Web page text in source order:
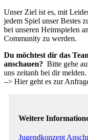
Unser Ziel ist es, mit
jedem Spiel unser Bestes
bei unseren Heimspielen
Community zu werden.
Du möchtest dir das
anschauen? Bitte gehe
uns zeitanh bei dir melden.
–> Hier geht es zur
Weitere
Jugendkonzept